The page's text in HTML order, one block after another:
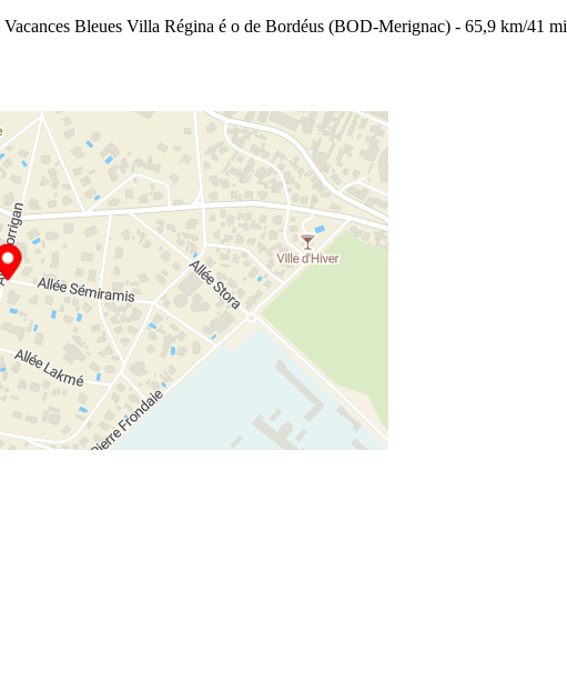
Bleues Villa Régina é o de Bordéus (BOD-Merignac) - 65,9 km/41 mi